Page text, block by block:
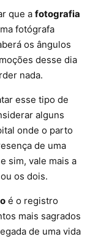
que a fotografia
fotógrafa
os ângulos
desse dia
nada.
esse tipo de
alguns
onde o parto
de uma
sim, vale mais a
os dois.
é o registro
mais sagrados
de uma vida